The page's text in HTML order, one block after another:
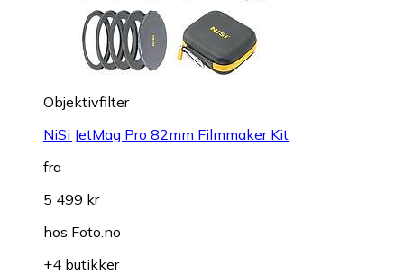
Objektivfilter
NiSi JetMag Pro 82mm Filmmaker Kit
fra
5 499 kr
hos Foto.no
+4 butikker